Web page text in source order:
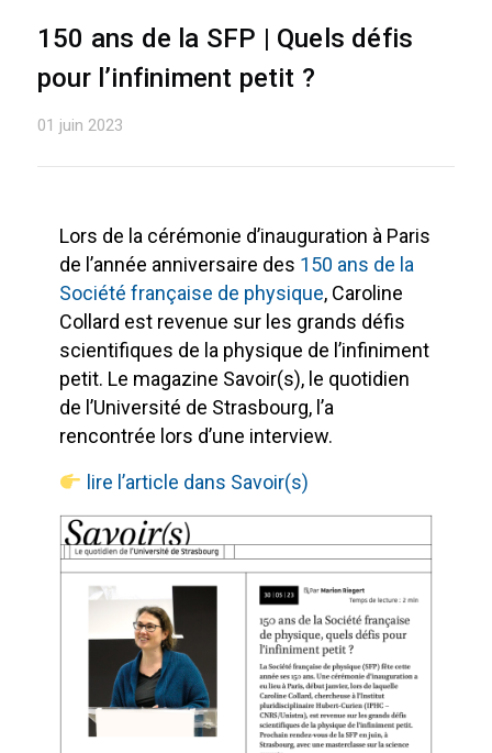
150 ans de la SFP | Quels défis
pour l’infiniment petit ?
01 juin 2023
Lors de la cérémonie d’inauguration à Paris
de l’année anniversaire des 150 ans de la
Société française de physique, Caroline
Collard est revenue sur les grands défis
scientifiques de la physique de l’infiniment
petit. Le magazine Savoir(s), le quotidien
de l’Université de Strasbourg, l’a
rencontrée lors d’une interview.
lire l’article dans Savoir(s)